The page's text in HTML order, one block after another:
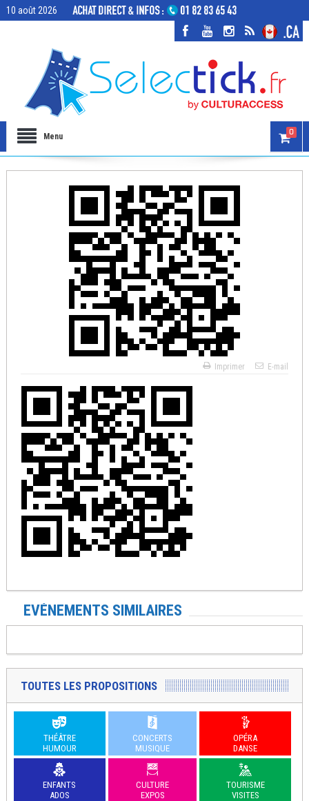
10 août 2026
Menu 0
Imprimer E-mail
EVÉNEMENTS SIMILAIRES
TOUTES LES PROPOSITIONS
THÉÂTRE
HUMOUR
CONCERTS
MUSIQUE
OPÉRA
DANSE
ENFANTS
ADOS
CULTURE
EXPOS
TOURISME
VISITES